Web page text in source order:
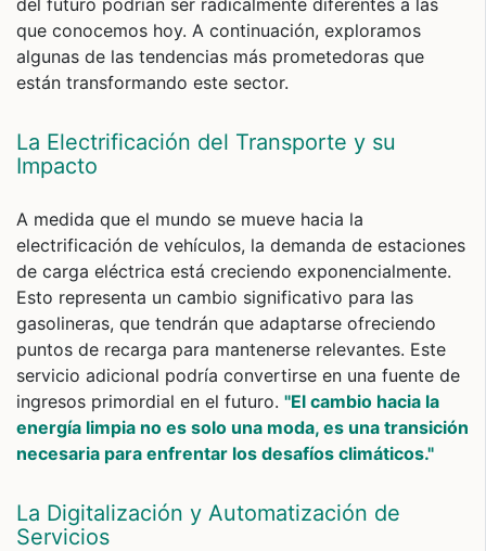
del futuro podrían ser radicalmente diferentes a las
que conocemos hoy. A continuación, exploramos
algunas de las tendencias más prometedoras que
están transformando este sector.
La Electrificación del Transporte y su
Impacto
A medida que el mundo se mueve hacia la
electrificación de vehículos, la demanda de estaciones
de carga eléctrica está creciendo exponencialmente.
Esto representa un cambio significativo para las
gasolineras, que tendrán que adaptarse ofreciendo
puntos de recarga para mantenerse relevantes. Este
servicio adicional podría convertirse en una fuente de
ingresos primordial en el futuro. "El cambio hacia la
energía limpia no es solo una moda, es una transición
necesaria para enfrentar los desafíos climáticos."
La Digitalización y Automatización de
Servicios